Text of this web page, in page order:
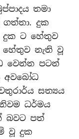
තමා
දුක
ට හේතුව
නැති වූ
වෙන්න පටන්
අවබෝධ
සත්‍යය
ධර්මය
බවට පත්
වූ දුක